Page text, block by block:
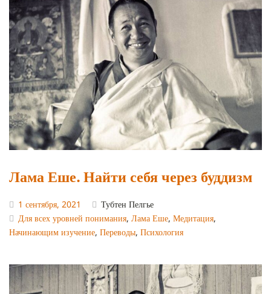
Лама Еше. Найти себя через буддизм
1 сентября, 2021
Тубтен Пелгье
Для всех уровней понимания, Лама Еше, Медитация,
Начинающим изучение, Переводы, Психология